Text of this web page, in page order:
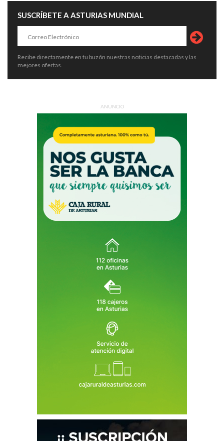
SUSCRÍBETE A ASTURIAS MUNDIAL
Recibe directamente en tu buzón nuestras noticias destacadas y las
mejores ofertas.
ANUNCIO